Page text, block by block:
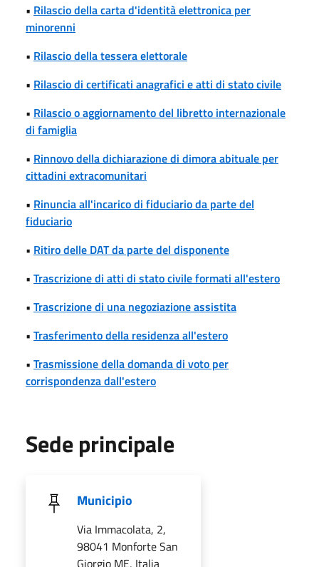
• Rilascio della carta d'identità elettronica per
minorenni
• Rilascio della tessera elettorale
• Rilascio di certificati anagrafici e atti di stato civile
• Rilascio o aggiornamento del libretto internazionale
di famiglia
• Rinnovo della dichiarazione di dimora abituale per
cittadini extracomunitari
• Rinuncia all'incarico di fiduciario da parte del
fiduciario
• Ritiro delle DAT da parte del disponente
• Trascrizione di atti di stato civile formati all'estero
• Trascrizione di una negoziazione assistita
• Trasferimento della residenza all'estero
• Trasmissione della domanda di voto per
corrispondenza dall'estero
Sede principale
Municipio
Via Immacolata, 2,
98041 Monforte San
Giorgio ME, Italia